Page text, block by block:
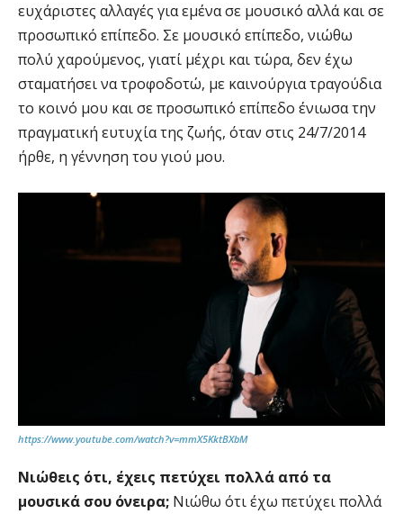
ευχάριστες αλλαγές για εμένα σε μουσικό αλλά και σε
προσωπικό επίπεδο. Σε μουσικό επίπεδο, νιώθω
πολύ χαρούμενος, γιατί μέχρι και τώρα, δεν έχω
σταματήσει να τροφοδοτώ, με καινούργια τραγούδια
το κοινό μου και σε προσωπικό επίπεδο ένιωσα την
πραγματική ευτυχία της ζωής, όταν στις 24/7/2014
ήρθε, η γέννηση του γιού μου.
https://www.youtube.com/watch?v=mmX5KktBXbM
Νιώθεις ότι, έχεις πετύχει πολλά από τα
μουσικά σου όνειρα; Νιώθω ότι έχω πετύχει πολλά